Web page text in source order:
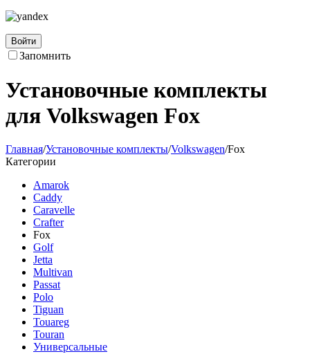
Войти
Запомнить
Установочные комплекты
для Volkswagen Fox
Главная/Установочные комплекты/Volkswagen/Fox
Категории
Amarok
Caddy
Caravelle
Crafter
Fox
Golf
Jetta
Multivan
Passat
Polo
Tiguan
Touareg
Touran
Универсальные